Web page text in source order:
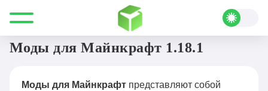
Все для Minecraft
Моды для Майнкрафт 1.18.1
Моды для Майнкрафт представляют собой